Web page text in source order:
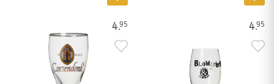
4.95 4.95